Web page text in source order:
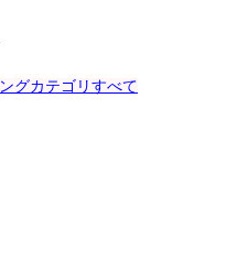
グカテゴリすべて